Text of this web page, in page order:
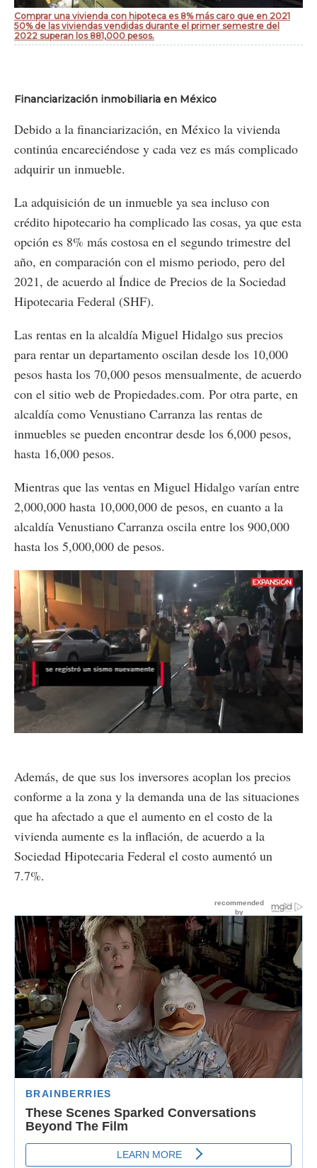
Comprar una vivienda con hipoteca es 8% más caro que en 2021
50% de las viviendas vendidas durante el primer semestre del
2022 superan los 881,000 pesos.
Financiarización inmobiliaria en México
Debido a la financiarización, en México la vivienda
continúa encareciéndose y cada vez es más complicado
adquirir un inmueble.
La adquisición de un inmueble ya sea incluso con
crédito hipotecario ha complicado las cosas, ya que esta
opción es 8% más costosa en el segundo trimestre del
año, en comparación con el mismo periodo, pero del
2021, de acuerdo al Índice de Precios de la Sociedad
Hipotecaria Federal (SHF).
Las rentas en la alcaldía Miguel Hidalgo sus precios
para rentar un departamento oscilan desde los 10,000
pesos hasta los 70,000 pesos mensualmente, de acuerdo
con el sitio web de Propiedades.com. Por otra parte, en
alcaldía como Venustiano Carranza las rentas de
inmuebles se pueden encontrar desde los 6,000 pesos,
hasta 16,000 pesos.
Mientras que las ventas en Miguel Hidalgo varían entre
2,000,000 hasta 10,000,000 de pesos, en cuanto a la
alcaldía Venustiano Carranza oscila entre los 900,000
hasta los 5,000,000 de pesos.
63.38%
Además, de que sus los inversores acoplan los precios
conforme a la zona y la demanda una de las situaciones
que ha afectado a que el aumento en el costo de la
vivienda aumente es la inflación, de acuerdo a la
Sociedad Hipotecaria Federal el costo aumentó un
7.7%.